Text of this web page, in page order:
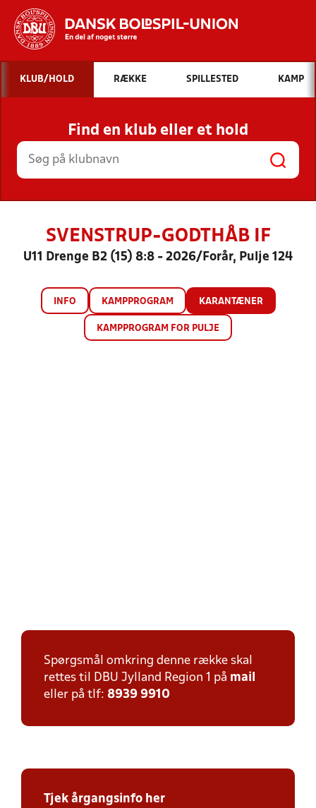
Hvad vil du søge efter?
INDHOLD OG NYHEDER
STILLINGER, RESULTATER, KLUBBER OG
HOLD
KLUB/HOLD RÆKKE SPILLESTED KAMP
Find en klub eller et hold
SVENSTRUP-GODTHÅB IF
U11 Drenge B2 (15) 8:8 - 2026/Forår, Pulje 124
INFO KAMPPROGRAM KARANTÆNER
KAMPPROGRAM FOR PULJE
Spørgsmål omkring denne række skal
rettes til DBU Jylland Region 1 på mail
eller på tlf: 8939 9910
Tjek årgangsinfo her